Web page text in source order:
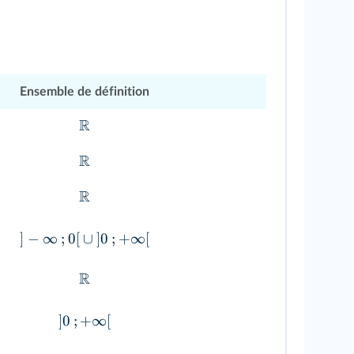
Ensemble de définition
R
R
R
] − ∞ ; 0[ ∪ ]0 ; +∞[
R
]0 ; +∞[